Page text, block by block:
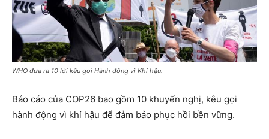
WHO đưa ra 10 lời kêu gọi Hành động vì Khí hậu.
Báo cáo của COP26 bao gồm 10 khuyến nghị, kêu gọi
hành động vì khí hậu để đảm bảo phục hồi bền vững.